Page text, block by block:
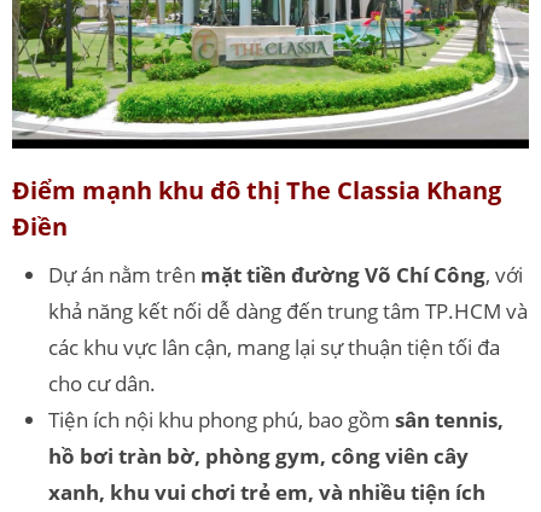
Điểm mạnh khu đô thị The Classia Khang
Điền
Dự án nằm trên mặt tiền đường Võ Chí Công, với
khả năng kết nối dễ dàng đến trung tâm TP.HCM và
các khu vực lân cận, mang lại sự thuận tiện tối đa
cho cư dân.
Tiện ích nội khu phong phú, bao gồm sân tennis,
hồ bơi tràn bờ, phòng gym, công viên cây
xanh, khu vui chơi trẻ em, và nhiều tiện ích